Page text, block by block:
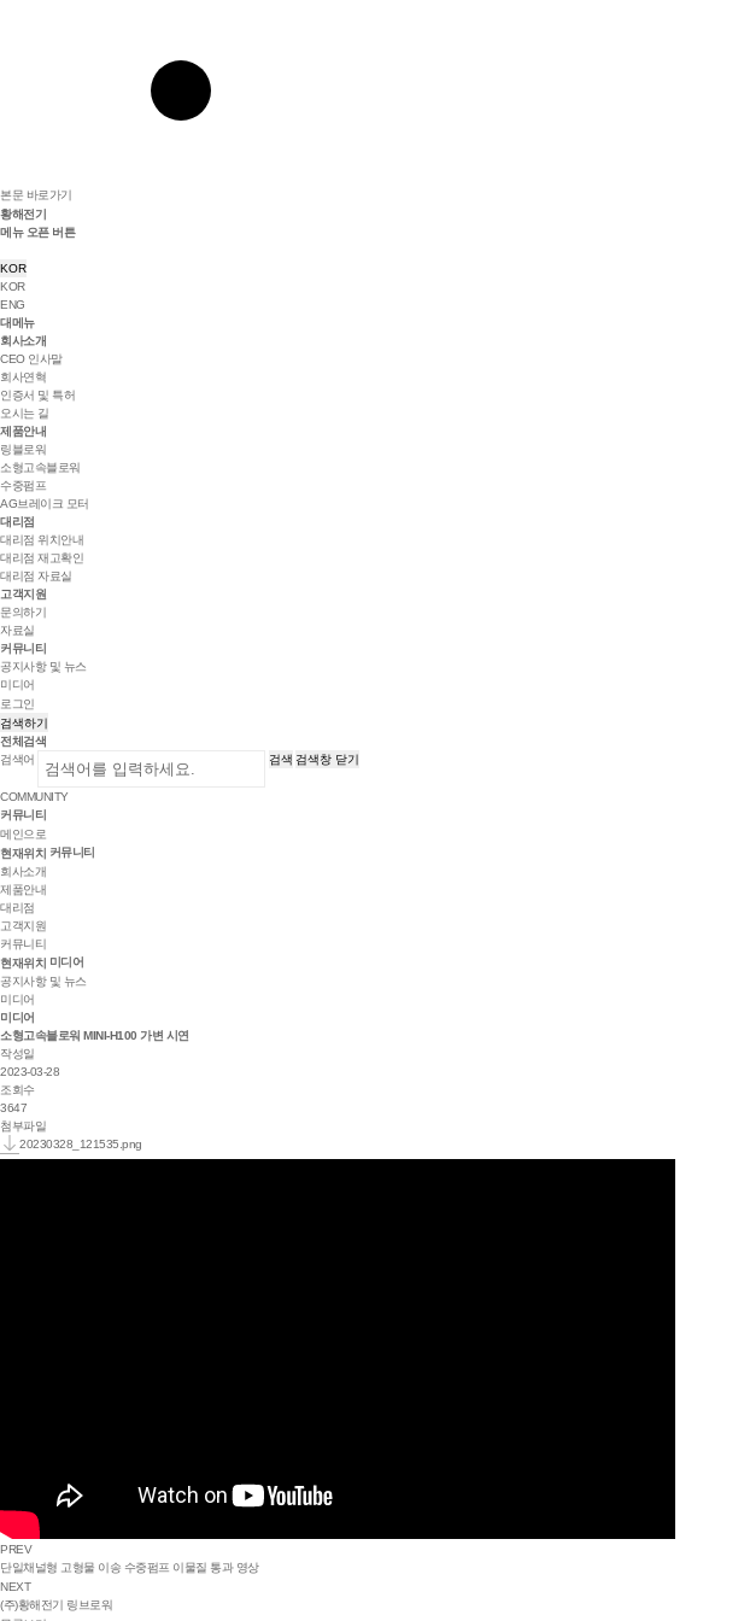
본문 바로가기
황해전기
메뉴 오픈 버튼
KOR
KOR
ENG
대메뉴
회사소개
CEO 인사말
회사연혁
인증서 및 특허
오시는 길
제품안내
링블로워
소형고속블로워
수중펌프
AG브레이크 모터
대리점
대리점 위치안내
대리점 재고확인
대리점 자료실
고객지원
문의하기
자료실
커뮤니티
공지사항 및 뉴스
미디어
로그인
검색하기
전체검색
검색어
검색 검색창 닫기
COMMUNITY
커뮤니티
메인으로
현재위치 커뮤니티
회사소개
제품안내
대리점
고객지원
커뮤니티
현재위치 미디어
공지사항 및 뉴스
미디어
미디어
소형고속블로워 MINI-H100 가변 시연
작성일
2023-03-28
조회수
3647
첨부파일
20230328_121535.png
PREV
단일채널형 고형물 이송 수중펌프 이물질 통과 영상
NEXT
(주)황해전기 링브로워